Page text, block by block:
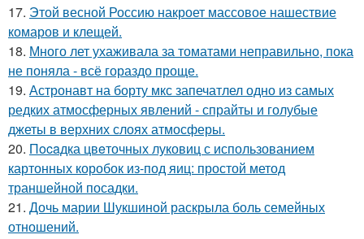
17. Этой весной Россию накроет массовое нашествие
комаров и клещей.
18. Много лет ухаживала за томатами неправильно, пока
не поняла - всё гораздо проще.
19. Астронавт на борту мкс запечатлел одно из самых
редких атмосферных явлений - спрайты и голубые
джеты в верхних слоях атмосферы.
20. Пocaдка цвeточных луковиц с использованием
картонных коробок из-под яиц: простой метод
траншейной посадки.
21. Дочь марии Шукшиной раскрыла боль семейных
отношений.